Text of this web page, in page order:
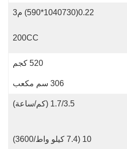
0.22(1040730*590) م3
200CC
520 كجم
306 سم مكعب
1.7/3.5 (كم/ساعة)
10 (7.4 كيلو واط/3600)